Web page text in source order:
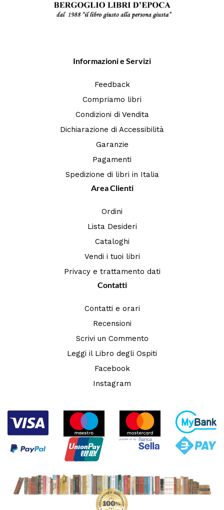
Informazioni e Servizi
Feedback
Compriamo libri
Condizioni di Vendita
Dichiarazione di Accessibilità
Garanzie
Pagamenti
Spedizione di libri in Italia
Area Clienti
Ordini
Lista Desideri
Cataloghi
Vendi i tuoi libri
Privacy e trattamento dati
Contatti
Contatti e orari
Recensioni
Scrivi un Commento
Leggi il Libro degli Ospiti
Facebook
Instagram